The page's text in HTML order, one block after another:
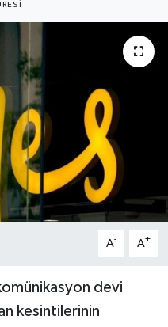
A- A+
devi
kesintilerinin